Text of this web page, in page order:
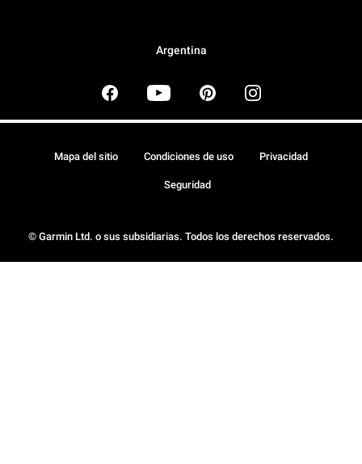
Argentina
© Garmin Ltd. o sus subsidiarias. Todos los derechos reservados.
Mapa del sitio Condiciones de uso Privacidad
Seguridad